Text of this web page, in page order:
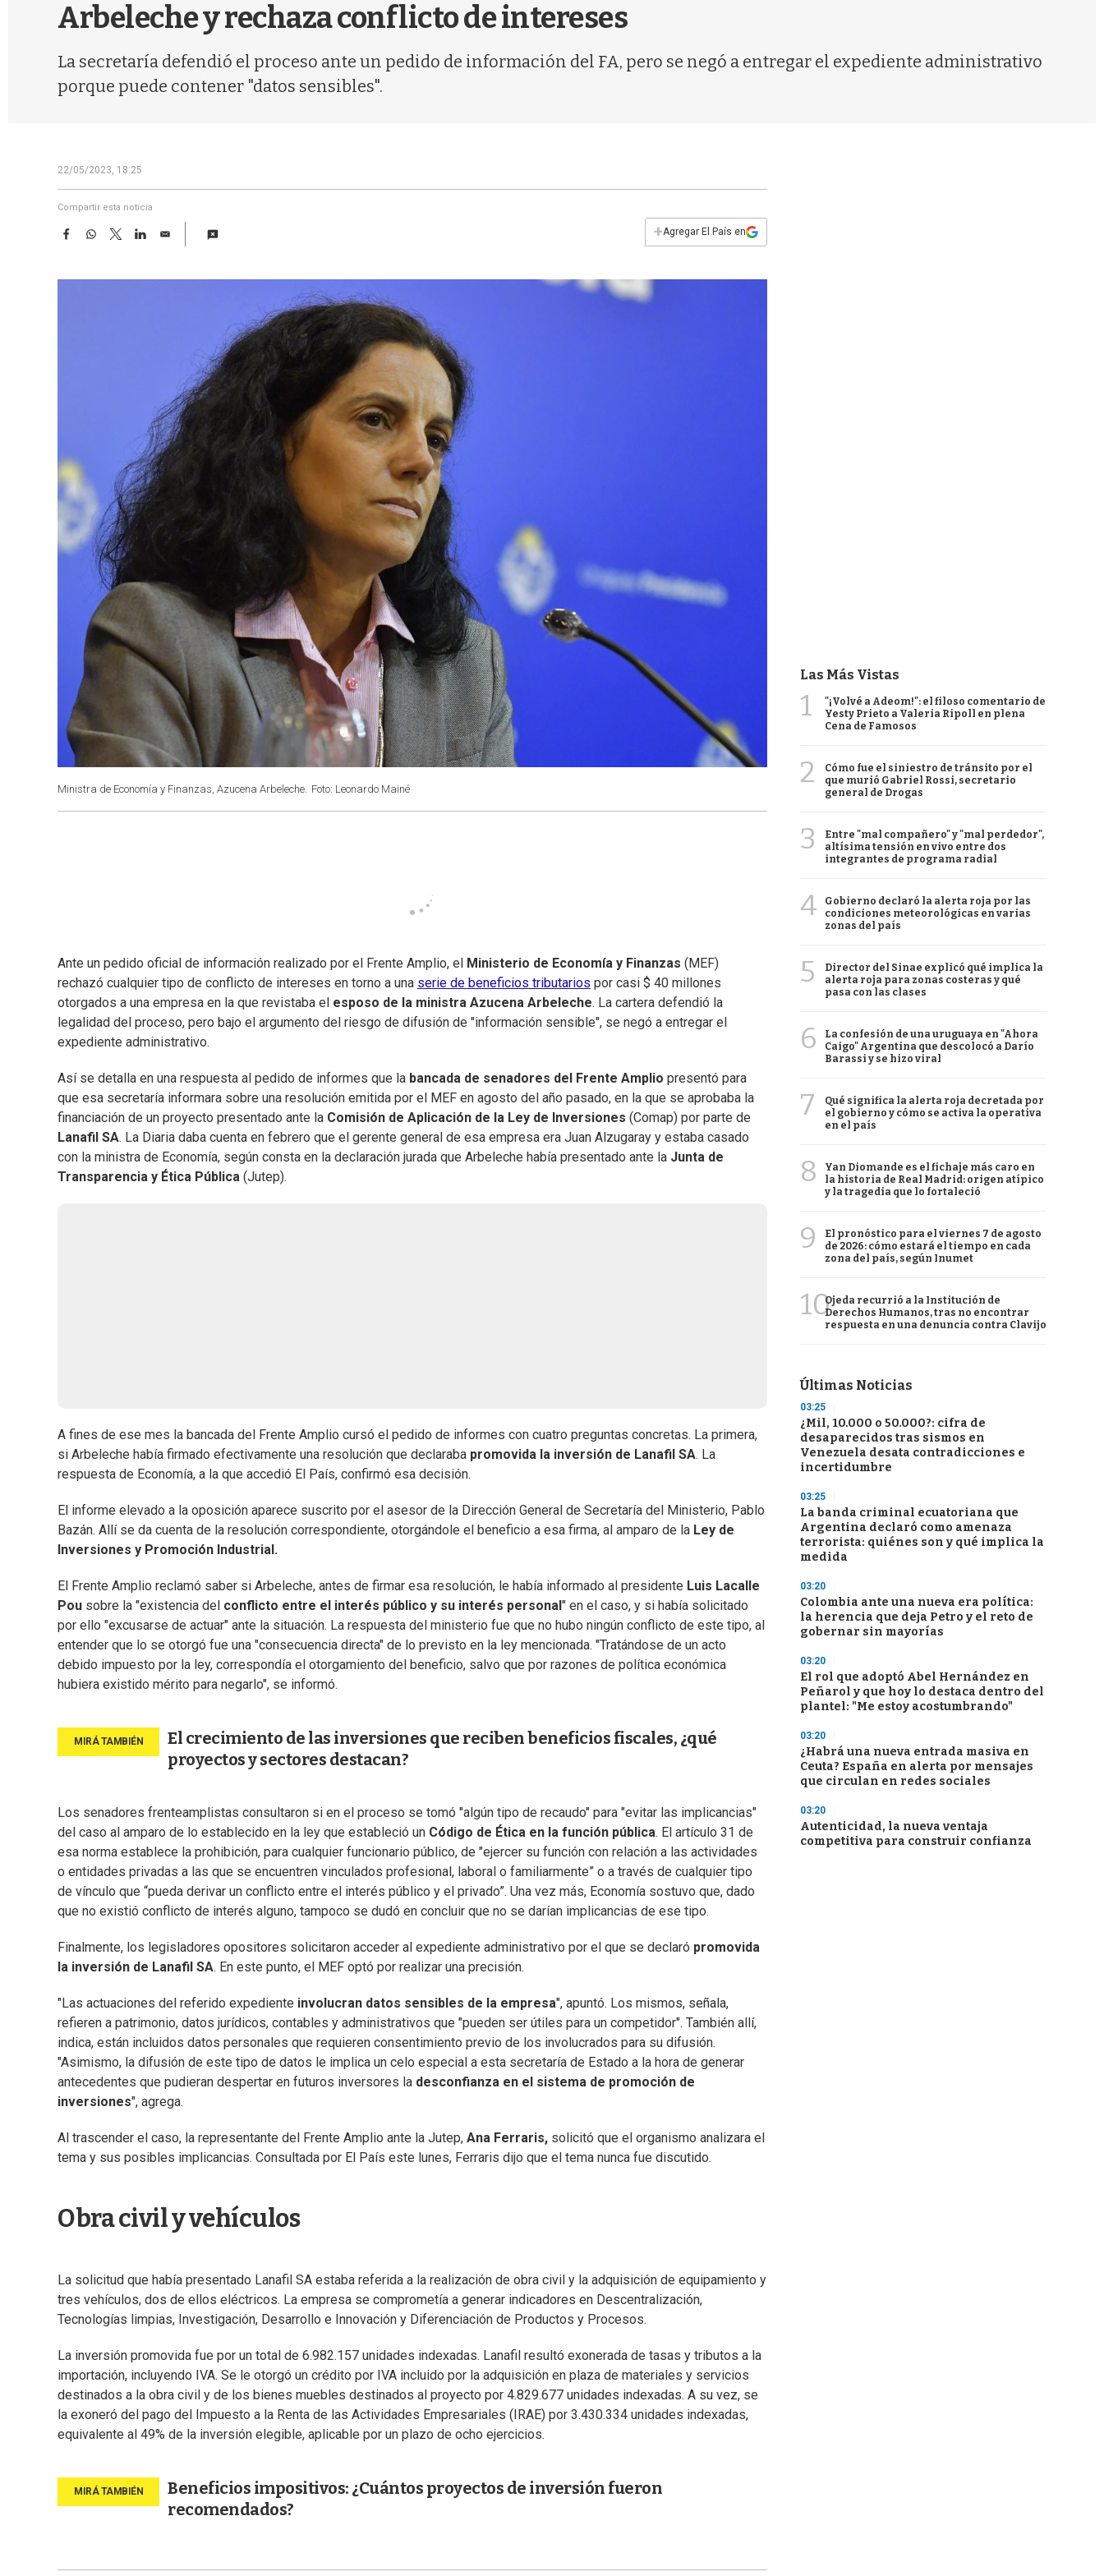
Arbeleche y rechaza conflicto de intereses
La secretaría defendió el proceso ante un pedido de información del FA, pero se negó a entregar el expediente administrativo
porque puede contener "datos sensibles".
22/05/2023, 18:25
Compartir esta noticia
F
e
W
t
T
w
t
L
k
E
i
+Agregar El País en
Ministra de Economía y Finanzas, Azucena Arbeleche. Foto: Leonardo Mainé
Ante un pedido oficial de información realizado por el Frente Amplio, el Ministerio de Economía y Finanzas (MEF)
rechazó cualquier tipo de conflicto de intereses en torno a una serie de beneficios tributarios por casi $ 40 millones
otorgados a una empresa en la que revistaba el esposo de la ministra Azucena Arbeleche. La cartera defendió la
legalidad del proceso, pero bajo el argumento del riesgo de difusión de "información sensible", se negó a entregar el
expediente administrativo.
Así se detalla en una respuesta al pedido de informes que la bancada de senadores del Frente Amplio presentó para
que esa secretaría informara sobre una resolución emitida por el MEF en agosto del año pasado, en la que se aprobaba la
financiación de un proyecto presentado ante la Comisión de Aplicación de la Ley de Inversiones (Comap) por parte de
Lanafil SA. La Diaria daba cuenta en febrero que el gerente general de esa empresa era Juan Alzugaray y estaba casado
con la ministra de Economía, según consta en la declaración jurada que Arbeleche había presentado ante la Junta de
Transparencia y Ética Pública (Jutep).
A fines de ese mes la bancada del Frente Amplio cursó el pedido de informes con cuatro preguntas concretas. La primera,
si Arbeleche había firmado efectivamente una resolución que declaraba promovida la inversión de Lanafil SA. La
respuesta de Economía, a la que accedió El País, confirmó esa decisión.
El informe elevado a la oposición aparece suscrito por el asesor de la Dirección General de Secretaría del Ministerio, Pablo
Bazán. Allí se da cuenta de la resolución correspondiente, otorgándole el beneficio a esa firma, al amparo de la Ley de
Inversiones y Promoción Industrial.
El Frente Amplio reclamó saber si Arbeleche, antes de firmar esa resolución, le había informado al presidente Luis Lacalle
Pou sobre la "existencia del conflicto entre el interés público y su interés personal " en el caso, y si había solicitado
por ello "excusarse de actuar" ante la situación. La respuesta del ministerio fue que no hubo ningún conflicto de este tipo, al
entender que lo se otorgó fue una "consecuencia directa" de lo previsto en la ley mencionada. "Tratándose de un acto
debido impuesto por la ley, correspondía el otorgamiento del beneficio, salvo que por razones de política económica
hubiera existido mérito para negarlo", se informó.
El crecimiento de las inversiones que reciben beneficios fiscales, ¿qué
proyectos y sectores destacan?
Los senadores frenteamplistas consultaron si en el proceso se tomó "algún tipo de recaudo" para "evitar las implicancias"
del caso al amparo de lo establecido en la ley que estableció un Código de Ética en la función pública. El artículo 31 de
esa norma establece la prohibición, para cualquier funcionario público, de "ejercer su función con relación a las actividades
o entidades privadas a las que se encuentren vinculados profesional, laboral o familiarmente” o a través de cualquier tipo
de vínculo que “pueda derivar un conflicto entre el interés público y el privado”. Una vez más, Economía sostuvo que, dado
que no existió conflicto de interés alguno, tampoco se dudó en concluir que no se darían implicancias de ese tipo.
Finalmente, los legisladores opositores solicitaron acceder al expediente administrativo por el que se declaró promovida
la inversión de Lanafil SA. En este punto, el MEF optó por realizar una precisión.
"Las actuaciones del referido expediente involucran datos sensibles de la empresa", apuntó. Los mismos, señala,
refieren a patrimonio, datos jurídicos, contables y administrativos que "pueden ser útiles para un competidor". También allí,
indica, están incluidos datos personales que requieren consentimiento previo de los involucrados para su difusión.
"Asimismo, la difusión de este tipo de datos le implica un celo especial a esta secretaría de Estado a la hora de generar
antecedentes que pudieran despertar en futuros inversores la desconfianza en el sistema de promoción de
inversiones", agrega.
Al trascender el caso, la representante del Frente Amplio ante la Jutep, Ana Ferraris, solicitó que el organismo analizara el
tema y sus posibles implicancias. Consultada por El País este lunes, Ferraris dijo que el tema nunca fue discutido.
Obra civil y vehículos
La solicitud que había presentado Lanafil SA estaba referida a la realización de obra civil y la adquisición de equipamiento y
tres vehículos, dos de ellos eléctricos. La empresa se comprometía a generar indicadores en Descentralización,
Tecnologías limpias, Investigación, Desarrollo e Innovación y Diferenciación de Productos y Procesos.
La inversión promovida fue por un total de 6.982.157 unidades indexadas. Lanafil resultó exonerada de tasas y tributos a la
importación, incluyendo IVA. Se le otorgó un crédito por IVA incluido por la adquisición en plaza de materiales y servicios
destinados a la obra civil y de los bienes muebles destinados al proyecto por 4.829.677 unidades indexadas. A su vez, se
la exoneró del pago del Impuesto a la Renta de las Actividades Empresariales (IRAE) por 3.430.334 unidades indexadas,
equivalente al 49% de la inversión elegible, aplicable por un plazo de ocho ejercicios.
Beneficios impositivos: ¿Cuántos proyectos de inversión fueron
recomendados?
Las Más Vistas
1
"¡Volvé a Adeom!": el filoso comentario de
Yesty Prieto a Valeria Ripoll en plena
Cena de Famosos
2
Cómo fue el siniestro de tránsito por el
que murió Gabriel Rossi, secretario
general de Drogas
3
Entre "mal compañero" y "mal perdedor",
altísima tensión en vivo entre dos
integrantes de programa radial
4
Gobierno declaró la alerta roja por las
condiciones meteorológicas en varias
zonas del país
5
Director del Sinae explicó qué implica la
alerta roja para zonas costeras y qué
pasa con las clases
6
La confesión de una uruguaya en "Ahora
Caigo" Argentina que descolocó a Darío
Barassi y se hizo viral
7
Qué significa la alerta roja decretada por
el gobierno y cómo se activa la operativa
en el país
8
Yan Diomande es el fichaje más caro en
la historia de Real Madrid: origen atípico
y la tragedia que lo fortaleció
9
El pronóstico para el viernes 7 de agosto
de 2026: cómo estará el tiempo en cada
zona del país, según Inumet
10Ojeda recurrió a la Institución de
Derechos Humanos, tras no encontrar
respuesta en una denuncia contra Clavijo
Últimas Noticias
03:25
¿Mil, 10.000 o 50.000?: cifra de
desaparecidos tras sismos en
Venezuela desata contradicciones e
incertidumbre
03:25
La banda criminal ecuatoriana que
Argentina declaró como amenaza
terrorista: quiénes son y qué implica la
medida
03:20
Colombia ante una nueva era política:
la herencia que deja Petro y el reto de
gobernar sin mayorías
03:20
El rol que adoptó Abel Hernández en
Peñarol y que hoy lo destaca dentro del
plantel: "Me estoy acostumbrando"
03:20
¿Habrá una nueva entrada masiva en
Ceuta? España en alerta por mensajes
que circulan en redes sociales
03:20
Autenticidad, la nueva ventaja
competitiva para construir confianza